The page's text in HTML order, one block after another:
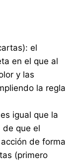
el
en el que al
y las
la regla
igual que la
de que el
de forma
(primero